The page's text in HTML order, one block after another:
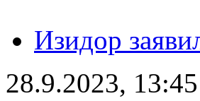
Изидор
28.9.2023, 13:45